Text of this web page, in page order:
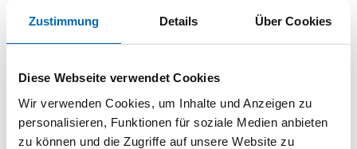
Zustimmung Details Über Cookies
Diese Webseite verwendet Cookies
Wir verwenden Cookies, um Inhalte und Anzeigen zu
personalisieren, Funktionen für soziale Medien anbieten
zu können und die Zugriffe auf unsere Website zu
SECURY ECONOMY 1x20 55/92 Nuss: 10mm
Kennkerbe: 176mm Flachstulp 20x2,5mm L:290,0mm
Eckig Maße: ferGUard*silber